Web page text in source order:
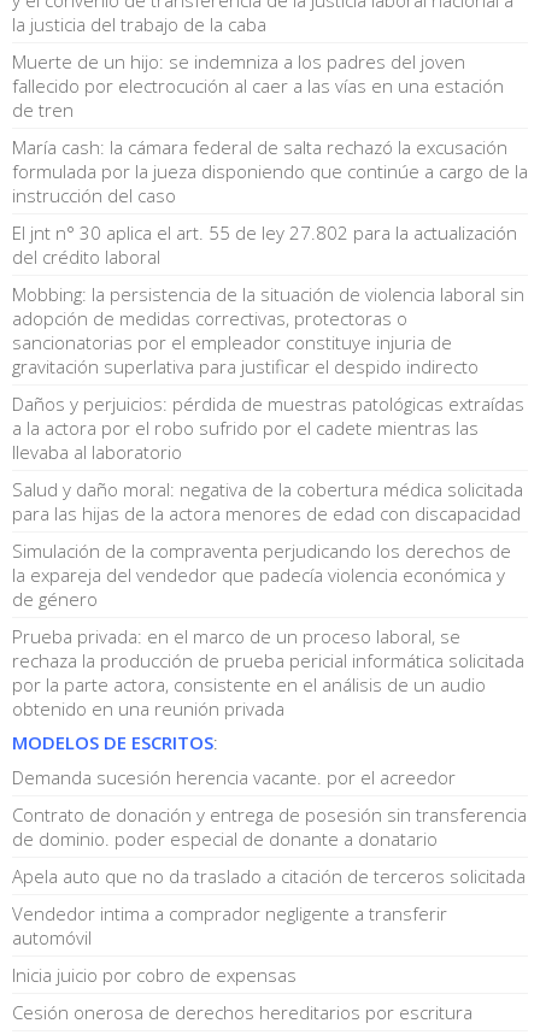
la justicia del trabajo de la caba
Muerte de un hijo: se indemniza a los padres del joven
fallecido por electrocución al caer a las vías en una estación
de tren
María cash: la cámara federal de salta rechazó la excusación
formulada por la jueza disponiendo que continúe a cargo de la
instrucción del caso
El jnt n° 30 aplica el art. 55 de ley 27.802 para la actualización
del crédito laboral
Mobbing: la persistencia de la situación de violencia laboral sin
adopción de medidas correctivas, protectoras o
sancionatorias por el empleador constituye injuria de
gravitación superlativa para justificar el despido indirecto
Daños y perjuicios: pérdida de muestras patológicas extraídas
a la actora por el robo sufrido por el cadete mientras las
llevaba al laboratorio
Salud y daño moral: negativa de la cobertura médica solicitada
para las hijas de la actora menores de edad con discapacidad
Simulación de la compraventa perjudicando los derechos de
la expareja del vendedor que padecía violencia económica y
de género
Prueba privada: en el marco de un proceso laboral, se
rechaza la producción de prueba pericial informática solicitada
por la parte actora, consistente en el análisis de un audio
obtenido en una reunión privada
MODELOS DE ESCRITOS:
Demanda sucesión herencia vacante. por el acreedor
Contrato de donación y entrega de posesión sin transferencia
de dominio. poder especial de donante a donatario
Apela auto que no da traslado a citación de terceros solicitada
Vendedor intima a comprador negligente a transferir
automóvil
Inicia juicio por cobro de expensas
Cesión onerosa de derechos hereditarios por escritura